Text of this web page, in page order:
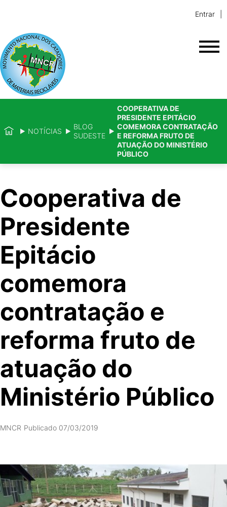
Entrar
NOTÍCIAS
BLOG
SUDESTE
COOPERATIVA DE
PRESIDENTE EPITÁCIO
COMEMORA CONTRATAÇÃO
E REFORMA FRUTO DE
ATUAÇÃO DO MINISTÉRIO
PÚBLICO
Cooperativa de
Presidente
Epitácio
comemora
contratação e
reforma fruto de
atuação do
Ministério Público
MNCR Publicado 07/03/2019